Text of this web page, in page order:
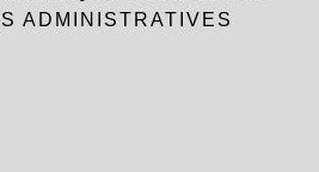
ADMINISTRATIVES